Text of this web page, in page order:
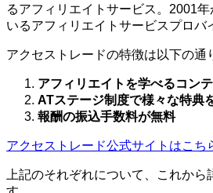
るアフィリエイトサービス。2001
いるアフィリエイトサービスプロバ
アクセストレードの特徴は以下の通
アフィリエイトを学べるコン
ATステージ制度で様々な特典
報酬の振込手数料が無料
アクセストレード公式サイトはこち
上記のそれぞれについて、これから